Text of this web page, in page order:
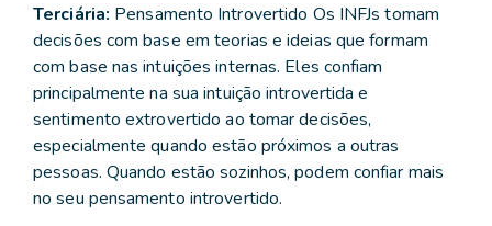
Terciária: Pensamento Introvertido Os INFJs tomam
decisões com base em teorias e ideias que formam
com base nas intuições internas. Eles confiam
principalmente na sua intuição introvertida e
sentimento extrovertido ao tomar decisões,
especialmente quando estão próximos a outras
pessoas. Quando estão sozinhos, podem confiar mais
no seu pensamento introvertido.